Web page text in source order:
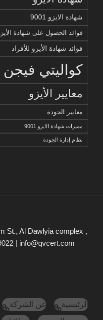
شهادة الايزو 9001
فوائد الحصول على شهادة
فوائد شهادة الأيزو للأفراد
كواليتي فيجن
معايير الأيزو
معايير الجودة
مميزات شهادة الايزو 9001
نظام إدارة الجودة
St., Al Dawlyia complex ,
| info@qvcert.com
الرئيسية عن الشركة